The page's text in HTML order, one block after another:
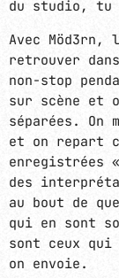
du studio, tu
Avec
retrouver
non-stop
sur scène et
séparées. On
et on repart
enregistrées
des
au bout de
qui en sont
sont ceux
on envoie.